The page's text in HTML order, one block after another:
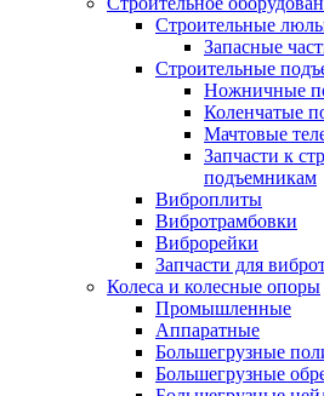
Строительные
Запасные
Строительные
Ножничные
Коленчатые
Мачтовые
Запчасти к
подъемникам
Виброплиты
Вибротрамбовки
Виброрейки
Запчасти для
Колеса и колесные опоры
Промышленные
Аппаратные
Большегрузные
Большегрузные